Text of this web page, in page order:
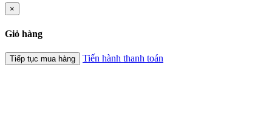
×
Giỏ hàng
Tiếp tục mua hàng Tiến hành thanh toán